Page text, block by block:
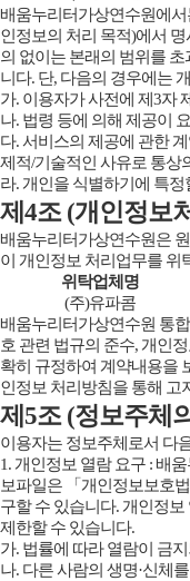
배움누리터가상연수원에
인정보의 처리 목적)에서
의 없이는 본래의 범위를
니다. 단, 다음의 경우에는
가. 이용자가 사전에 제3자
나. 법령 등에 의해 제공이
다. 서비스의 제공에 관한
제적/기술적인 사유로 통상
라. 개인을 식별하기에 특
제4조 (개인정보
배움누리터가상연수원은
이 개인정보 처리업무를 위
위탁업체명
(주)유파콤
배움누리터가상연수원 통
호 관련 법규의 준수, 개인
확히 규정하여 계약내용을
인정보 처리방침을 통해 고
제5조 (정보주체
이용자는 정보주체로서 다
1. 개인정보 열람 요구 : 배
보파일은 「개인정보보호
구할 수 있습니다. 개인정
제한할 수 있습니다.
가. 법률에 따라 열람이 금
나. 다른 사람의 생명·신체